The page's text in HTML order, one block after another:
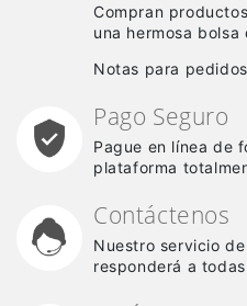
Compran
una hermosa bolsa
Notas para
Pago Seguro
Pague en línea de
plataforma
Contáctenos
Nuestro servicio
responderá a